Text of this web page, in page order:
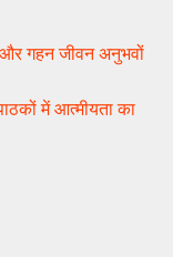
गहन जीवन अनुभवों
में आत्‍मीयता का